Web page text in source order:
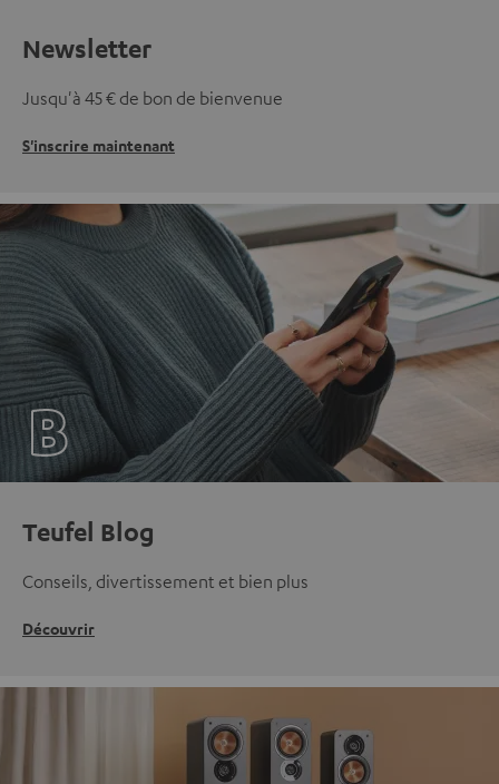
Newsletter
Jusqu'à 45 € de bon de bienvenue
S'inscrire maintenant
Teufel Blog
Conseils, divertissement et bien plus
Découvrir